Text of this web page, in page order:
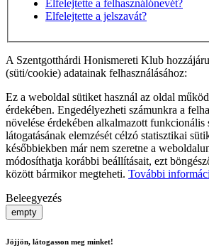
Elfelejtette a felhasználónevét?
Elfelejtette a jelszavát?
A Szentgotthárdi Honismereti Klub
(süti/cookie) adatainak felhasználásához:
Ez a weboldal sütiket használ az oldal
érdekében. Engedélyezheti számunkra a
növelése érdekében alkalmazott funkcionális
látogatásának elemzését célzó statisztikai
későbbiekben már nem szeretne a
módosíthatja korábbi beállításait, ezt
között bármikor megteheti. További
Beleegyezés
empty
Jöjjön, látogasson meg minket!